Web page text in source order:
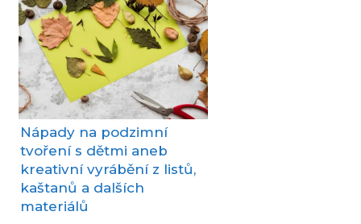
Nápady na podzimní
tvoření s dětmi aneb
kreativní vyrábění z listů,
kaštanů a dalších
materiálů